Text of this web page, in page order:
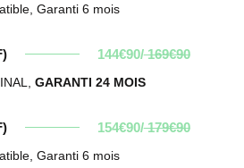
Garanti 6 mois
144€90/169€90
GARANTI 24 MOIS
154€90/179€90
Garanti 6 mois